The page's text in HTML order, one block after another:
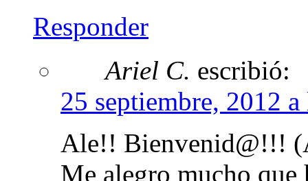
Responder
Ariel C. escribió:
25 septiembre, 2012
Ale!! Bienvenid@!!!
Me alegro mucho